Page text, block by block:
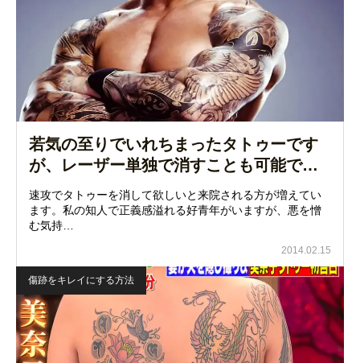
若気の至りでいれちまったタトゥーです
が、レーザー単独で消すことも可能で…
速攻でタトゥーを消して欲しいと来院される方が増えてい
ます。私の知人で正義感溢れる好青年がいますが、悪を憎
む気持…
2014.02.15
傷跡をキレイにする方法